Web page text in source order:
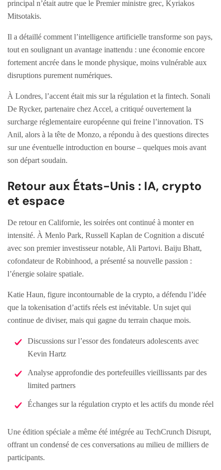
principal n’était autre que le Premier ministre grec, Kyriakos
Mitsotakis.
Il a détaillé comment l’intelligence artificielle transforme son pays,
tout en soulignant un avantage inattendu : une économie encore
fortement ancrée dans le monde physique, moins vulnérable aux
disruptions purement numériques.
À Londres, l’accent était mis sur la régulation et la fintech. Sonali
De Rycker, partenaire chez Accel, a critiqué ouvertement la
surcharge réglementaire européenne qui freine l’innovation. TS
Anil, alors à la tête de Monzo, a répondu à des questions directes
sur une éventuelle introduction en bourse – quelques mois avant
son départ soudain.
Retour aux États-Unis : IA, crypto
et espace
De retour en Californie, les soirées ont continué à monter en
intensité. À Menlo Park, Russell Kaplan de Cognition a discuté
avec son premier investisseur notable, Ali Partovi. Baiju Bhatt,
cofondateur de Robinhood, a présenté sa nouvelle passion :
l’énergie solaire spatiale.
Katie Haun, figure incontournable de la crypto, a défendu l’idée
que la tokenisation d’actifs réels est inévitable. Un sujet qui
continue de diviser, mais qui gagne du terrain chaque mois.
Discussions sur l’essor des fondateurs adolescents avec
Kevin Hartz
Analyse approfondie des portefeuilles vieillissants par des
limited partners
Échanges sur la régulation crypto et les actifs du monde réel
Une édition spéciale a même été intégrée au TechCrunch Disrupt,
offrant un condensé de ces conversations au milieu de milliers de
participants.